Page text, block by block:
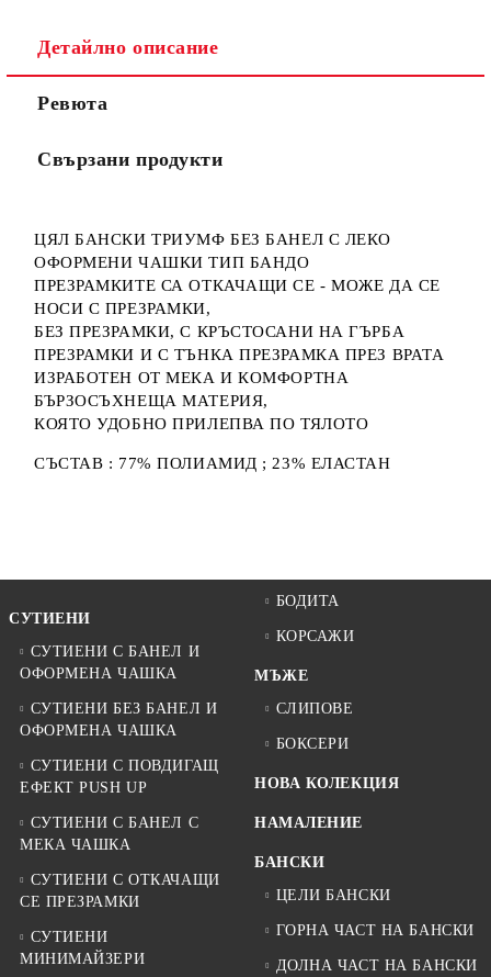
Детайлно описание
Ревюта
Свързани продукти
ЦЯЛ БАНСКИ ТРИУМФ БЕЗ БАНЕЛ С ЛЕКО
ОФОРМЕНИ ЧАШКИ ТИП БАНДО
ПРЕЗРАМКИТЕ СА ОТКАЧАЩИ СЕ - МОЖЕ ДА СЕ
НОСИ С ПРЕЗРАМКИ,
БЕЗ ПРЕЗРАМКИ, С КРЪСТОСАНИ НА ГЪРБА
ПРЕЗРАМКИ И С ТЪНКА ПРЕЗРАМКА ПРЕЗ ВРАТА
ИЗРАБОТЕН ОТ МЕКА И КОМФОРТНА
БЪРЗОСЪХНЕЩА МАТЕРИЯ,
КОЯТО УДОБНО ПРИЛЕПВА ПО ТЯЛОТО
СЪСТАВ : 77% ПОЛИАМИД ; 23% ЕЛАСТАН
СУТИЕНИ
СУТИЕНИ С БАНЕЛ И
ОФОРМЕНА ЧАШКА
СУТИЕНИ БЕЗ БАНЕЛ И
ОФОРМЕНА ЧАШКА
СУТИЕНИ С ПОВДИГАЩ
ЕФЕКТ PUSH UP
СУТИЕНИ С БАНЕЛ С
МЕКА ЧАШКА
СУТИЕНИ С ОТКАЧАЩИ
СЕ ПРЕЗРАМКИ
СУТИЕНИ
МИНИМАЙЗЕРИ
БОДИТА
КОРСАЖИ
МЪЖЕ
СЛИПОВЕ
БОКСЕРИ
НОВА КОЛЕКЦИЯ
НАМАЛЕНИЕ
БАНСКИ
ЦЕЛИ БАНСКИ
ГОРНА ЧАСТ НА БАНСКИ
ДОЛНА ЧАСТ НА БАНСКИ